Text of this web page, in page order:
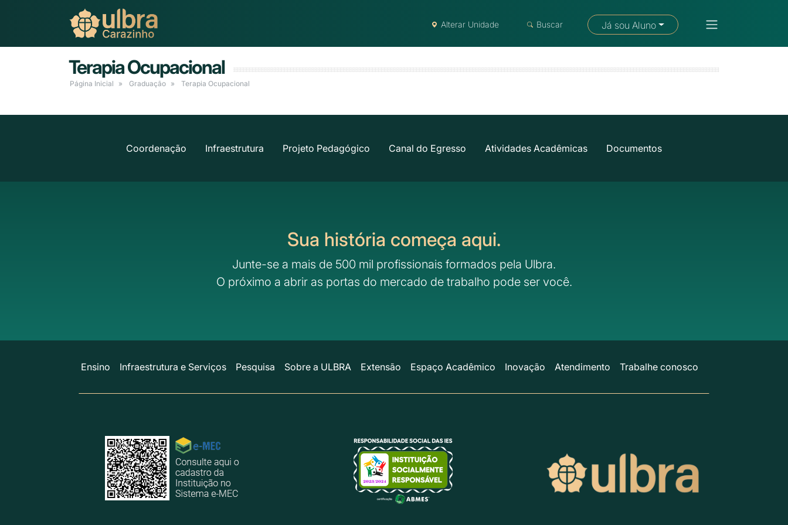
Fale com um consultor
Alterar Unidade Buscar Já sou Aluno
Terapia Ocupacional
Página Inicial Graduação Terapia Ocupacional
Coordenação Infraestrutura Projeto Pedagógico Canal do Egresso Atividades Acadêmicas Documentos
Sua história começa aqui.
Junte-se a mais de 500 mil profissionais formados pela Ulbra.
O próximo a abrir as portas do mercado de trabalho pode ser você.
Ensino Infraestrutura e Serviços Pesquisa Sobre a ULBRA Extensão Espaço Acadêmico Inovação Atendimento Trabalhe conosco